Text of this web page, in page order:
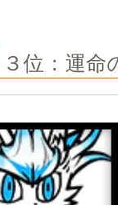
３位：運命